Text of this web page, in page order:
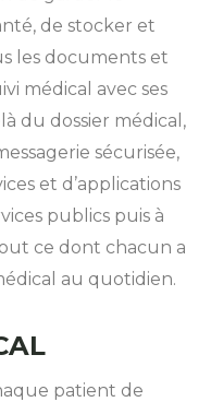
de stocker et
les documents et
médical avec ses
du dossier médical,
sécurisée,
et d’applications
publics puis à
ce dont chacun a
au quotidien.
patient de